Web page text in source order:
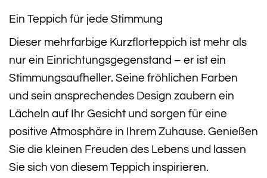
Ein Teppich für jede Stimmung
Dieser mehrfarbige Kurzflorteppich ist mehr als
nur ein Einrichtungsgegenstand – er ist ein
Stimmungsaufheller. Seine fröhlichen Farben
und sein ansprechendes Design zaubern ein
Lächeln auf Ihr Gesicht und sorgen für eine
positive Atmosphäre in Ihrem Zuhause. Genießen
Sie die kleinen Freuden des Lebens und lassen
Sie sich von diesem Teppich inspirieren.